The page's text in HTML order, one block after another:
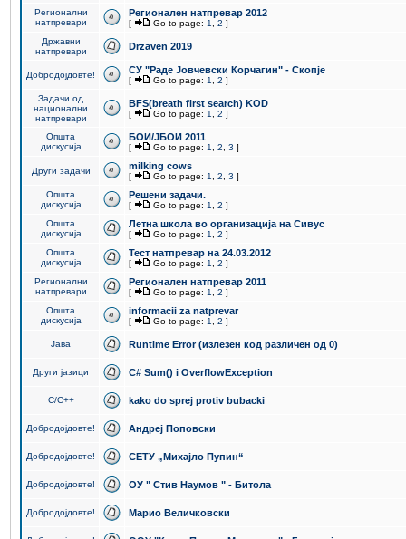
Регионални
натпревари
Регионален натпревар 2012
[ Go to page: 1 2 ]
Државни
натпревари
Drzaven 2019
Добродојдовте! СУ "Раде Јовчевски Корчагин" - Скопје
[ Go to page: 1 2 ]
Задачи од
национални
натпревари
BFS(breath first search) KOD
[ Go to page: 1 2 ]
Општа
дискусија
БОИ/ЈБОИ 2011
[ Go to page: 1 2 3 ]
Други задачи milking cows
[ Go to page: 1 2 3 ]
Општа
дискусија
Решени задачи.
[ Go to page: 1 2 ]
Општа
дискусија
Летна школа во организација на Сивус
[ Go to page: 1 2 ]
Општа
дискусија
Тест натпревар на 24.03.2012
[ Go to page: 1 2 ]
Регионални
натпревари
Регионален натпревар 2011
[ Go to page: 1 2 ]
Општа
дискусија
informacii za natprevar
[ Go to page: 1 2 ]
Јава Runtime Error (излезен код различен од 0)
Други јазици C# Sum() i OverflowException
C/C++ kako do sprej protiv bubacki
Добродојдовте! Андреј Поповски
Добродојдовте! СЕТУ „Михајло Пупин“
Добродојдовте! ОУ " Стив Наумов " - Битола
Добродојдовте! Марио Величковски